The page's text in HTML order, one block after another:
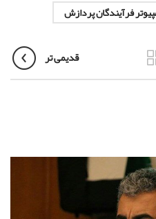
فرآیندگان پردازش
قدیمی تر